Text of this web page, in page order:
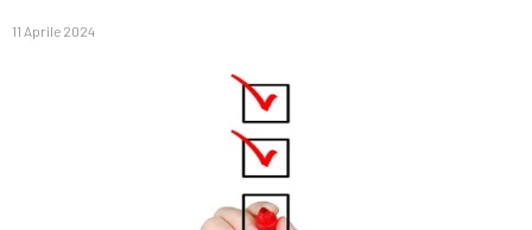
11 Aprile 2024